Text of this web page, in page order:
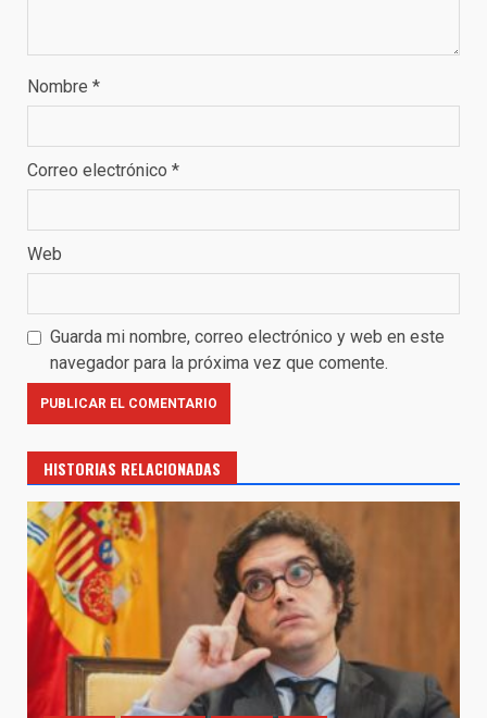
Nombre *
Correo electrónico *
Web
Guarda mi nombre, correo electrónico y web en este
navegador para la próxima vez que comente.
HISTORIAS RELACIONADAS